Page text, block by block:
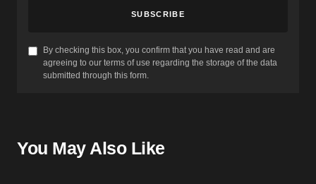
SUBSCRIBE
By checking this box, you confirm that you have read and are
agreeing to our terms of use regarding the storage of the data
submitted through this form.
You May Also Like